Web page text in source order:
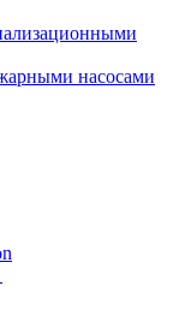
насосами